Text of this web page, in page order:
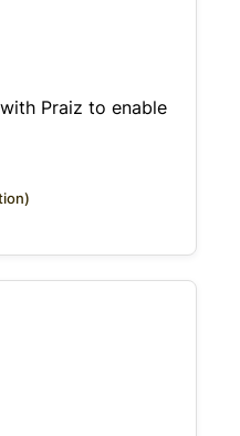
Praiz to enable